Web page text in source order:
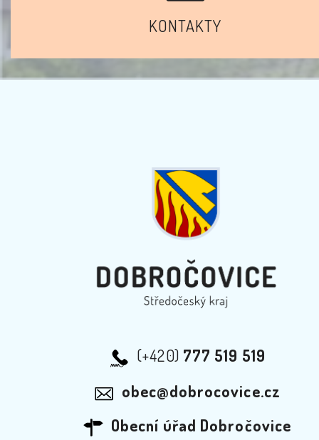
KONTAKTY
(+420) 777 519 519
obec@dobrocovice.cz
Obecní úřad Dobročovice